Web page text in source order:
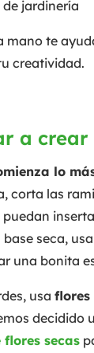
de jardinería
mano te
creatividad.
a
lo
corta las
puedan
seca,
una bonita
usa flores
decidido
flores secas